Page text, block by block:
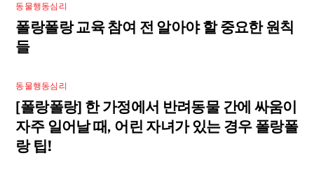
동물행동심리
폴랑폴랑 교육 참여 전 알아야 할 중요한 원칙
들
동물행동심리
[폴랑폴랑] 한 가정에서 반려동물 간에 싸움이
자주 일어날 때, 어린 자녀가 있는 경우 폴랑폴
랑 팁!